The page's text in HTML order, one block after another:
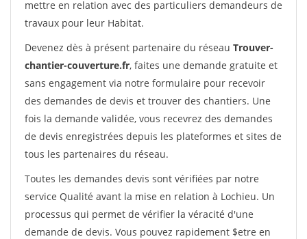
mettre en relation avec des particuliers demandeurs de
travaux pour leur Habitat.
Devenez dès à présent partenaire du réseau Trouver-
chantier-couverture.fr, faites une demande gratuite et
sans engagement via notre formulaire pour recevoir
des demandes de devis et trouver des chantiers. Une
fois la demande validée, vous recevrez des demandes
de devis enregistrées depuis les plateformes et sites de
tous les partenaires du réseau.
Toutes les demandes devis sont vérifiées par notre
service Qualité avant la mise en relation à Lochieu. Un
processus qui permet de vérifier la véracité d'une
demande de devis. Vous pouvez rapidement $etre en